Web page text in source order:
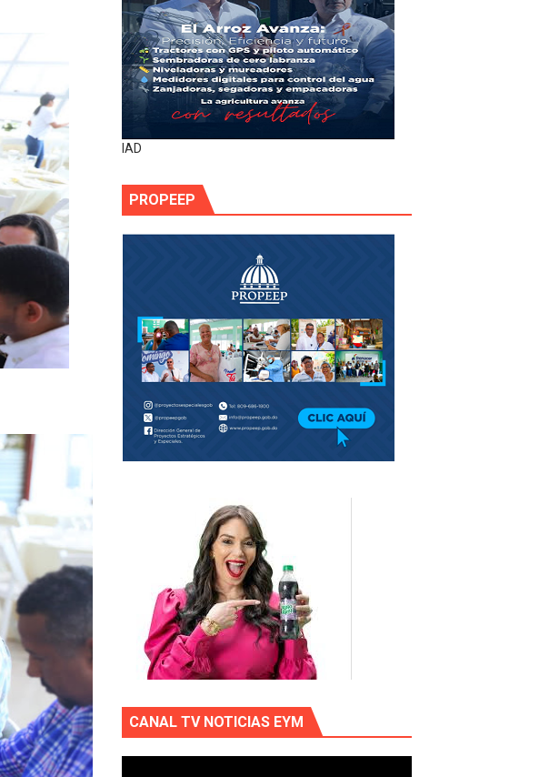
IAD
PROPEEP
CANAL TV NOTICIAS EYM